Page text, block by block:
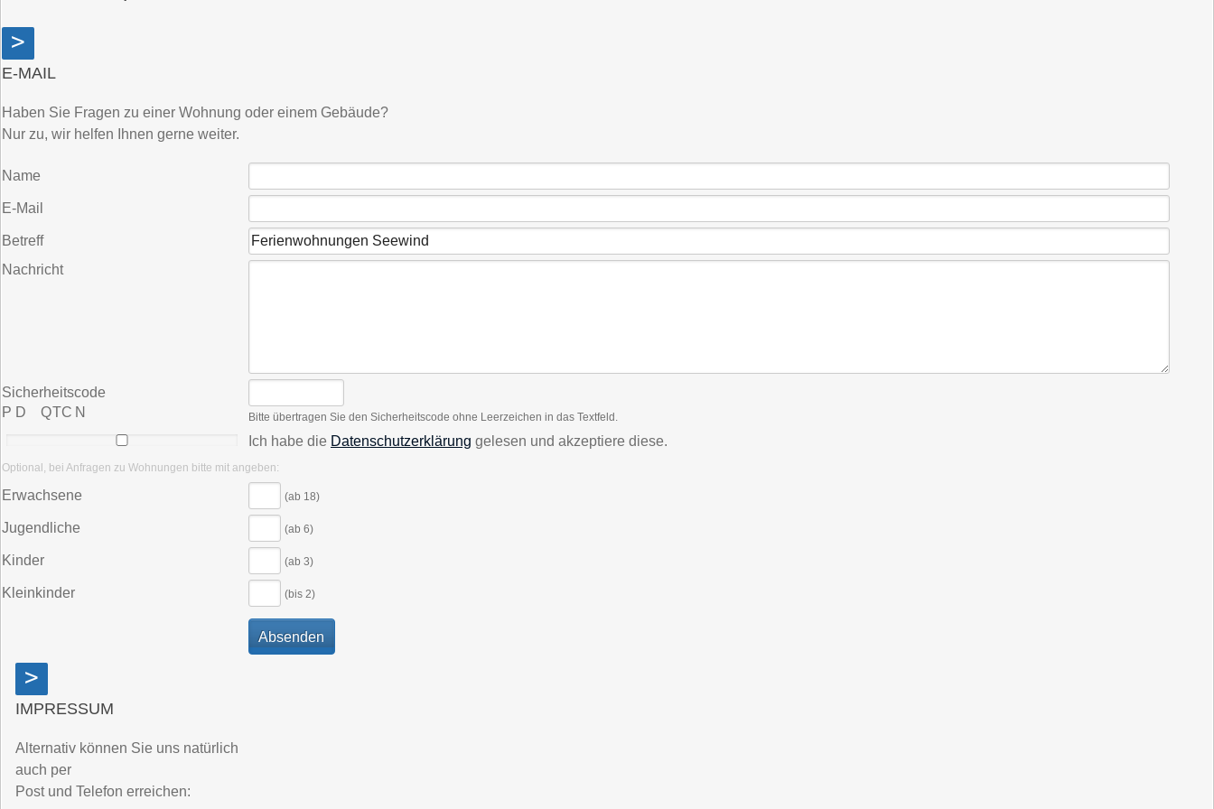
>
E-MAIL
Haben Sie Fragen zu einer Wohnung oder einem Gebäude?
Nur zu, wir helfen Ihnen gerne weiter.
Name
E-Mail
Betreff
Nachricht
Sicherheitscode
P D Q T​C N
Bitte übertragen Sie den Sicherheitscode ohne Leerzeichen in das Textfeld.
Ich habe die Datenschutzerklärung gelesen und akzeptiere diese.
Optional, bei Anfragen zu Wohnungen bitte mit angeben:
Erwachsene (ab 18)
Jugendliche (ab 6)
Kinder (ab 3)
Kleinkinder (bis 2)
>
IMPRESSUM
Alternativ können Sie uns natürlich
auch per
Post und Telefon erreichen: